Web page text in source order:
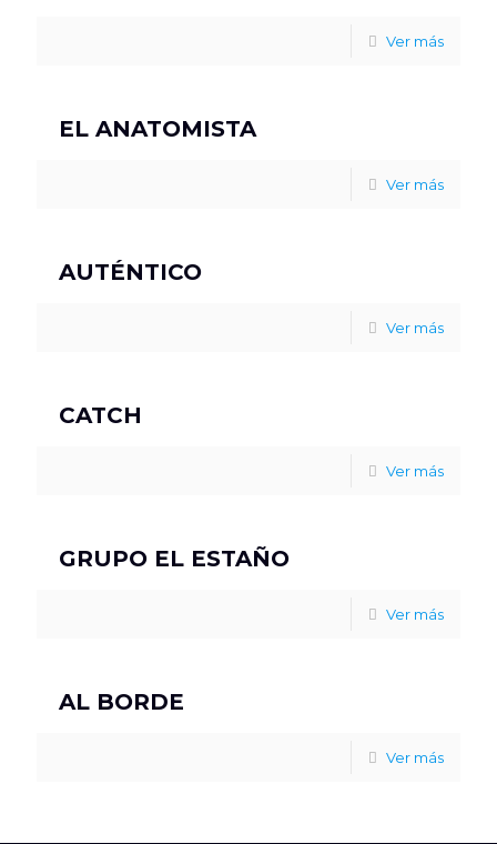
Ver más
EL ANATOMISTA
Ver más
AUTÉNTICO
Ver más
CATCH
Ver más
GRUPO EL ESTAÑO
Ver más
AL BORDE
Ver más